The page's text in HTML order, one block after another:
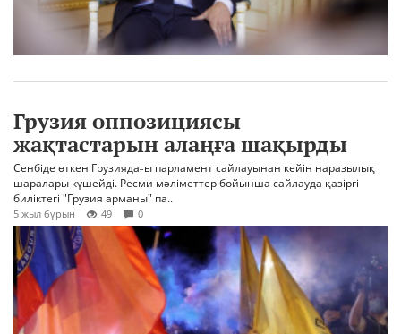
Грузия оппозициясы
жақтастарын алаңға шақырды
Сенбіде өткен Грузиядағы парламент сайлауынан кейін наразылық
шаралары күшейді. Ресми мәліметтер бойынша сайлауда қазіргі
биліктегі "Грузия арманы" па..
5 жыл бұрын 49 0